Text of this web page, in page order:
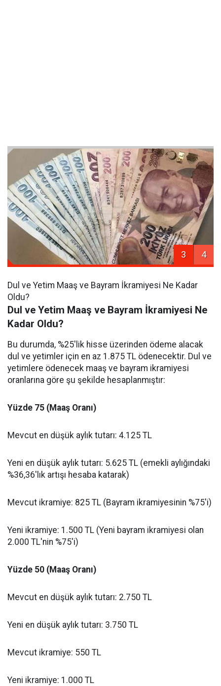
3 4
Dul ve Yetim Maaş ve Bayram İkramiyesi Ne Kadar
Oldu?
Dul ve Yetim Maaş ve Bayram İkramiyesi Ne
Kadar Oldu?
Bu durumda, %25'lik hisse üzerinden ödeme alacak
dul ve yetimler için en az 1.875 TL ödenecektir. Dul ve
yetimlere ödenecek maaş ve bayram ikramiyesi
oranlarına göre şu şekilde hesaplanmıştır:
Yüzde 75 (Maaş Oranı)
Mevcut en düşük aylık tutarı: 4.125 TL
Yeni en düşük aylık tutarı: 5.625 TL (emekli aylığındaki
%36,36'lık artışı hesaba katarak)
Mevcut ikramiye: 825 TL (Bayram ikramiyesinin %75'i)
Yeni ikramiye: 1.500 TL (Yeni bayram ikramiyesi olan
2.000 TL'nin %75'i)
Yüzde 50 (Maaş Oranı)
Mevcut en düşük aylık tutarı: 2.750 TL
Yeni en düşük aylık tutarı: 3.750 TL
Mevcut ikramiye: 550 TL
Yeni ikramiye: 1.000 TL